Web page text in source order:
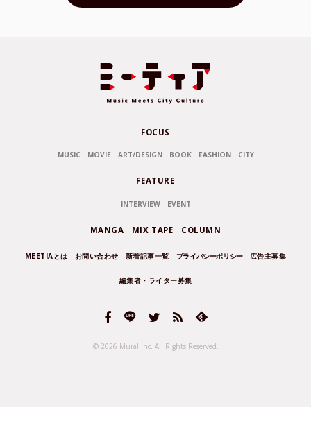
FOCUS
MUSIC MOVIE ART/DESIGN BOOK FASHION CITY
FEATURE
INTERVIEW EVENT
MANGA MIX TAPE COLUMN
MEETIAとは お問い合わせ 新着記事一覧 プライバシーポリシー 広告主募集
編集者・ライター募集
© 2026 Mural Inc. All Rights Reserved.